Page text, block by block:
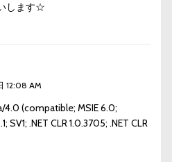
します☆
12:08 AM
4.0 (compatible; MSIE 6.0;
SV1; .NET CLR 1.0.3705; .NET CLR